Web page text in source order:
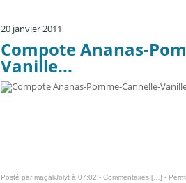
20 janvier 2011
Compote Ananas-
Vanille...
Posté par magaliJolyt à 07:02 - Commentaires [ ] -